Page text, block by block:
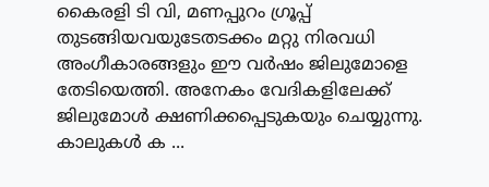
കൈരളി ടി വി, മണപ്പുറം ഗ്രൂപ്പ്
തുടങ്ങിയവയുടേതടക്കം മറ്റു നിരവധി
അംഗീകാരങ്ങളും ഈ വര്‍ഷം ജിലുമോളെ
തേടിയെത്തി. അനേകം വേദികളിലേക്ക്
ജിലുമോള്‍ ക്ഷണിക്കപ്പെടുകയും ചെയ്യുന്നു.
കാലുകള്‍ ക ...